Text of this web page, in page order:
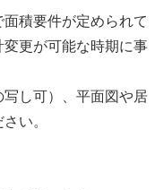
積要件が定められて
更が可能な時期に事
し可）、平面図や居
い。